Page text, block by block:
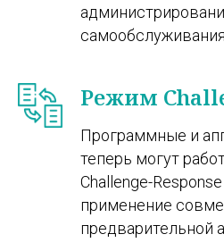
Режим
Программные и
теперь могут
Challenge-
применение
предварительной